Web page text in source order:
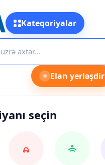
Kateqoriyalar
+ Elan yerləşdir
seçin